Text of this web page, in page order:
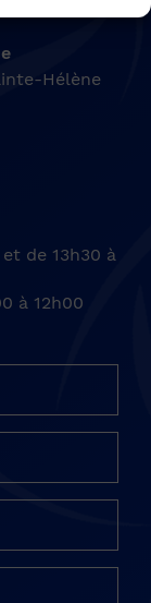
Hélène
de 13h30 à
à 12h00